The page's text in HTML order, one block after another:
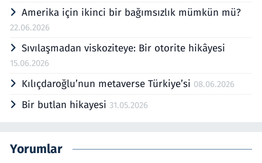
Amerika için ikinci bir bağımsızlık mümkün mü?
22.06.2026
Sıvılaşmadan viskoziteye: Bir otorite hikâyesi
15.06.2026
Kılıçdaroğlu’nun metaverse Türkiye’si 08.06.2026
Bir butlan hikayesi 31.05.2026
Yorumlar